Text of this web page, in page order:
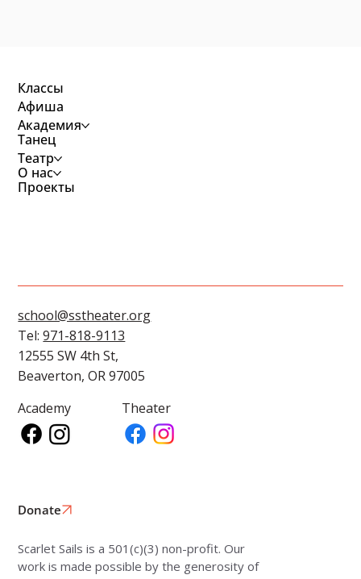
Классы
Афиша
Академия
Танец
Театр
О нас
Проекты
school@sstheater.org
Tel:971-818-9113
12555 SW 4th St,
Beaverton, OR 97005
Academy
Theater
Donate
Scarlet Sails is a 501(c)(3) non-profit. Our
work is made possible by the generosity of